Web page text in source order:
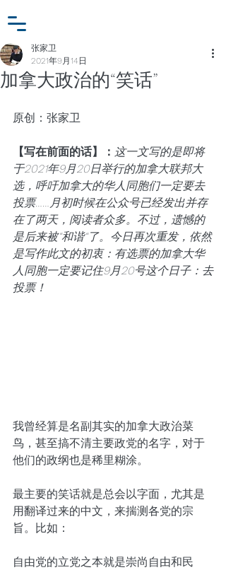
加拿大政治的“笑话”
张家卫
2021年9月14日
原创：张家卫
【写在前面的话】： 这一文写的是即将
于2021年9月20日举行的加拿大联邦大
选，呼吁加拿大的华人同胞们一定要去
投票……月初时候在公众号已经发出并存
在了两天，阅读者众多。不过，遗憾的
是后来被“和谐“了。今日再次重发，依然
是写作此文的初衷：有选票的加拿大华
人同胞一定要记住9月20号这个日子：去
投票！
我曾经算是名副其实的加拿大政治菜
鸟，甚至搞不清主要政党的名字，对于
他们的政纲也是稀里糊涂。
最主要的笑话就是总会以字面，尤其是
用翻译过来的中文，来揣测各党的宗
旨。比如：
自由党的立党之本就是崇尚自由和民